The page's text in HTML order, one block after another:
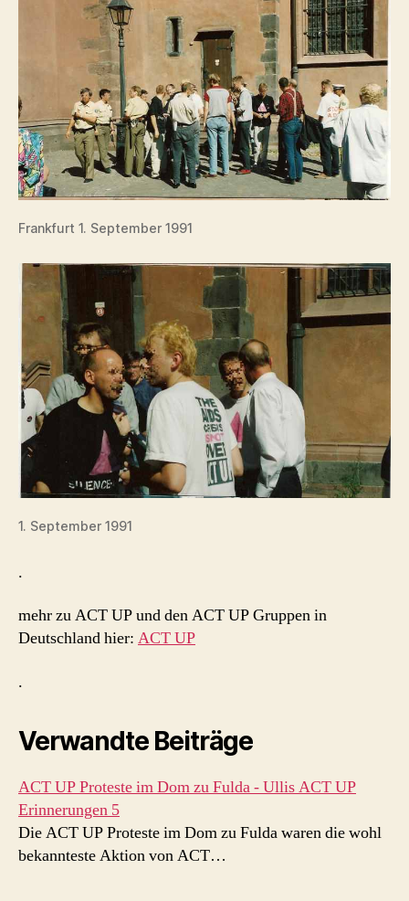
Frankfurt 1. September 1991
1. September 1991
.
mehr zu ACT UP und den ACT UP Gruppen in
Deutschland hier: ACT UP
.
Verwandte Beiträge
ACT UP Proteste im Dom zu Fulda - Ullis ACT UP
Erinnerungen 5
Die ACT UP Proteste im Dom zu Fulda waren die wohl
bekannteste Aktion von ACT…